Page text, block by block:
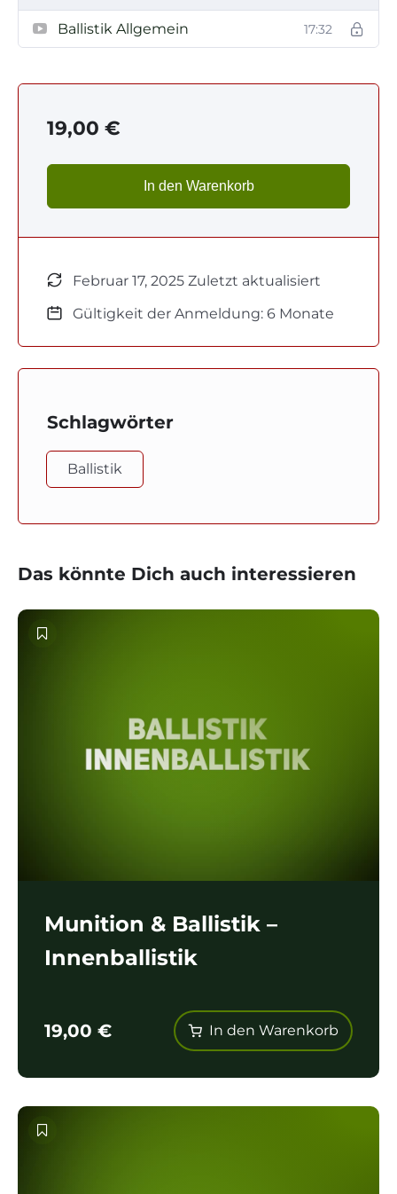
Ballistik Allgemein 17:32
19,00 €
In den Warenkorb
Februar 17, 2025 Zuletzt aktualisiert
Gültigkeit der Anmeldung: 6 Monate
Schlagwörter
Ballistik
Das könnte Dich auch interessieren
Munition & Ballistik –
Innenballistik
19,00 € In den Warenkorb